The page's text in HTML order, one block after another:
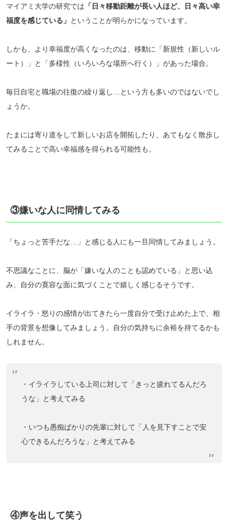
マイアミ大学の研究では 「日々移動距離が長い人ほど、日々高い幸
福度を感じている」 ということが明らかになっています。
しかも、より幸福度が高くなったのは、移動に「新規性（新しいル
ート）」と「多様性（いろいろな場所へ行く）」があった場合。
毎日自宅と職場の往復の繰り返し…という方も多いのではないでし
ょうか。
たまには寄り道をして新しいお店を開拓したり、あてもなく散歩し
てみることで高い幸福感を得られる可能性も。
③嫌いな人に同情してみる
「ちょっと苦手だな…」と感じる人にも一旦同情してみましょう。
不思議なことに、脳が「嫌いな人のことも認めている」と思い込
み、自分の寛容な面に気づくことで嬉しく感じるそうです。
イライラ・怒りの感情が出てきたら一度自分で受け止めた上で、相
手の背景を想像してみましょう。自分の気持ちに余裕を持てるかも
しれません。
・イライラしている上司に対して「きっと疲れてるんだろ
うな」と考えてみる
・いつも愚痴ばかりの先輩に対して「人を見下すことで安
心できるんだろうな」と考えてみる
④声を出して笑う